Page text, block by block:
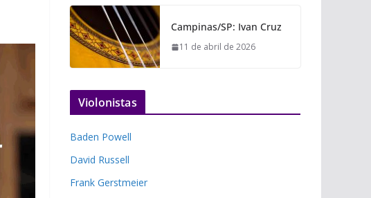
Campinas/SP: Ivan Cruz
11 de abril de 2026
Violonistas
Baden Powell
David Russell
Frank Gerstmeier